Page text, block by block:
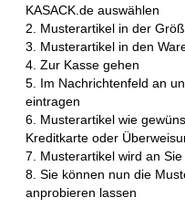
KASACK.de auswählen
2. Musterartikel in der
3. Musterartikel in den
4. Zur Kasse gehen
5. Im Nachrichtenfeld an
eintragen
6. Musterartikel wie
Kreditkarte oder
7. Musterartikel wird an
8. Sie können nun die
anprobieren lassen